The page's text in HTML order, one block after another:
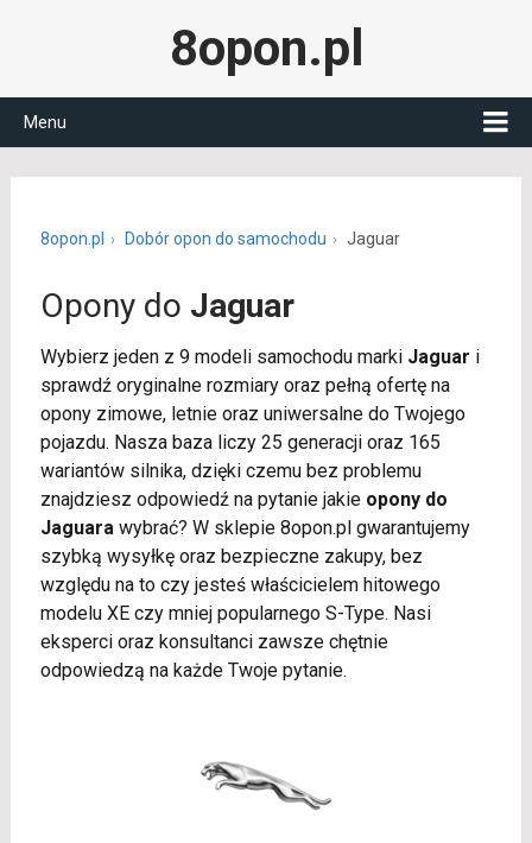
8opon.pl
Menu
8opon.pl Dobór opon do samochodu Jaguar
Opony do Jaguar
Wybierz jeden z 9 modeli samochodu marki Jaguar i
sprawdź oryginalne rozmiary oraz pełną ofertę na
opony zimowe, letnie oraz uniwersalne do Twojego
pojazdu. Nasza baza liczy 25 generacji oraz 165
wariantów silnika, dzięki czemu bez problemu
znajdziesz odpowiedź na pytanie jakie opony do
Jaguarawybrać? W sklepie 8opon.pl gwarantujemy
szybką wysyłkę oraz bezpieczne zakupy, bez
względu na to czy jesteś właścicielem hitowego
modelu XE czy mniej popularnego S-Type. Nasi
eksperci oraz konsultanci zawsze chętnie
odpowiedzą na każde Twoje pytanie.